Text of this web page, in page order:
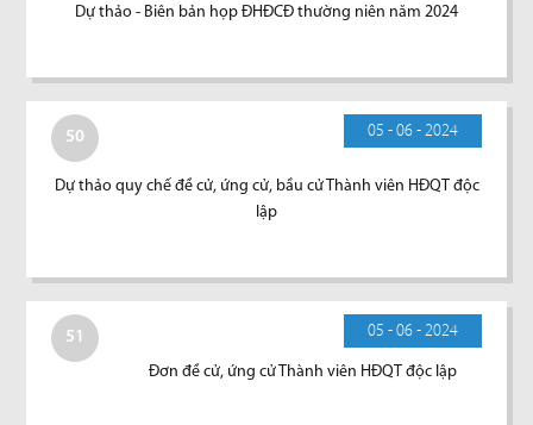
Dự thảo - Biên bản họp ĐHĐCĐ thường niên năm 2024
50 05 - 06 - 2024
Dự thảo quy chế đề cử, ứng cử, bầu cử Thành viên HĐQT độc
lập
51 05 - 06 - 2024
Đơn đề cử, ứng cử Thành viên HĐQT độc lập